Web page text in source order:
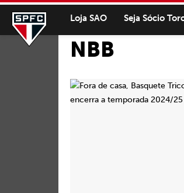
Loja SAO Seja Sócio
NBB